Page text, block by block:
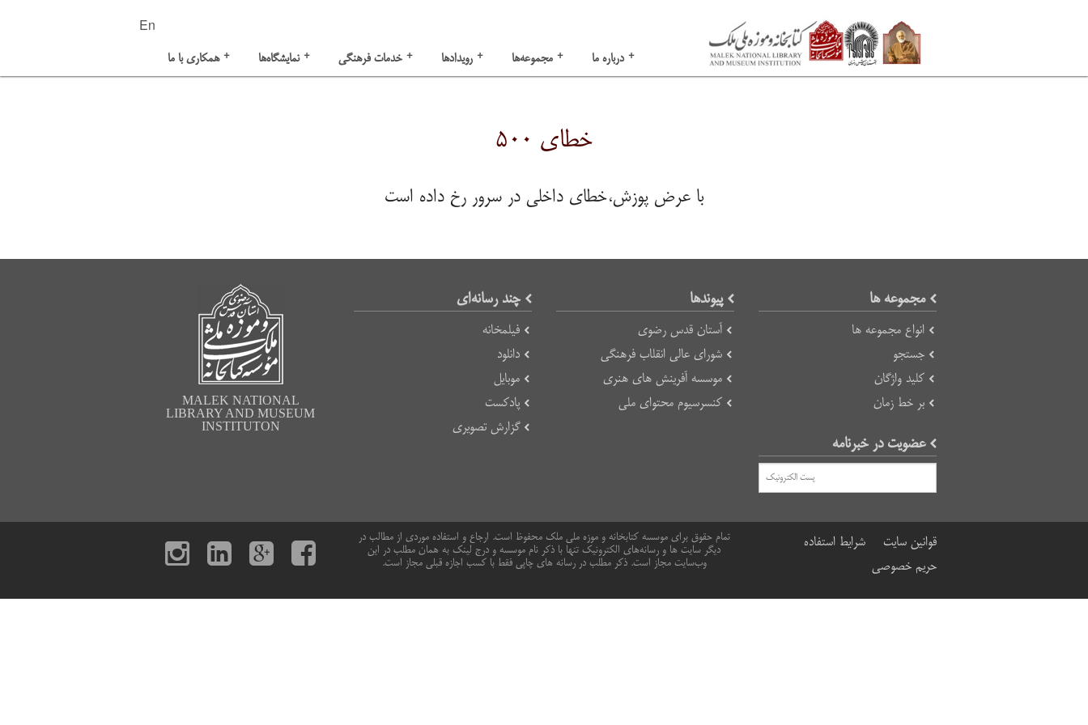
En
همکاری با ما + نمایشگاه‌ها + خدمات فرهنگی + رویدادها + مجموعه‌ها + درباره ما +
خطای ۵۰۰
با عرض پوزش،خطای داخلی در سرور رخ داده است
مجموعه ها
انواع مجموعه ها
جستجو
کلید واژگان
بر خط زمان
عضویت در خبرنامه
پیوند‌ها
آستان قدس رضوی
شورای عالی انقلاب فرهنگی
موسسه آفرینش های هنری
کنسرسیوم محتوای ملی
چند رسانه‌ای
فیلمخانه
دانلود
موبایل
پادکست
گزارش تصویری
MALEK NATIONAL
LIBRARY AND MUSEUM
INSTITUTON
قوانین سایت
شرایط استفاده
حریم خصوصی
تمام حقوق برای موسسه کتابخانه و موزه ملی ملک محفوظ است. ارجاع و استفاده موردی از مطالب در
دیگر سایت ها و رسانه‌های الکترونیک تنها با ذکر نام موسسه و درج لینک به همان مطلب در این
وب‌سایت مجاز است. ذکر مطلب در رسانه های چاپی فقط با کسب اجازه قبلی مجاز است.